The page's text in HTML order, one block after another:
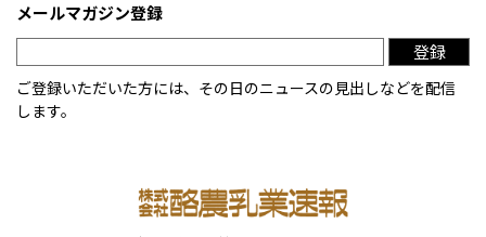
メールマガジン登録
登録
ご登録いただいた方には、その日のニュースの見出しなどを配信
します。